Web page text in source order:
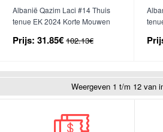
Albanië Qazim Laci #14 Thuis
tenue EK 2024 Korte Mouwen
Prijs: 31.85€ 102.13€
Weergeven 1 t/m 12 van